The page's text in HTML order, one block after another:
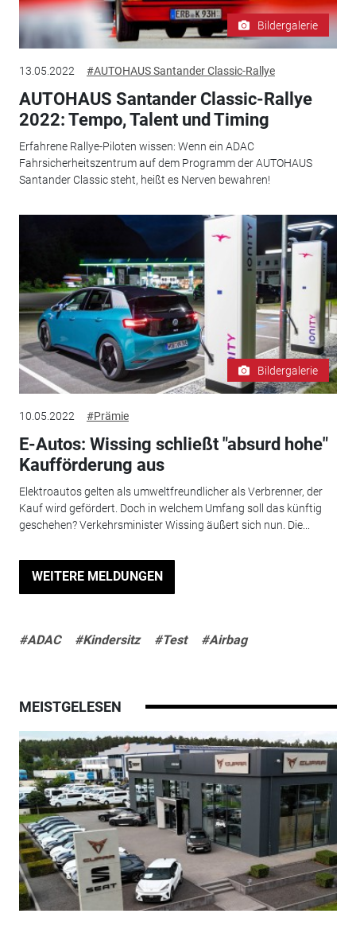
Bildergalerie
13.05.2022 #AUTOHAUS Santander Classic-Rallye
AUTOHAUS Santander Classic-Rallye
2022: Tempo, Talent und Timing
Erfahrene Rallye-Piloten wissen: Wenn ein ADAC
Fahrsicherheitszentrum auf dem Programm der AUTOHAUS
Santander Classic steht, heißt es Nerven bewahren!
Bildergalerie
10.05.2022 #Prämie
E-Autos: Wissing schließt "absurd hohe"
Kaufförderung aus
Elektroautos gelten als umweltfreundlicher als Verbrenner, der
Kauf wird gefördert. Doch in welchem Umfang soll das künftig
geschehen? Verkehrsminister Wissing äußert sich nun. Die...
WEITERE MELDUNGEN
#ADAC #Kindersitz #Test #Airbag
MEISTGELESEN